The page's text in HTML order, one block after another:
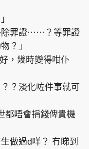
除罪證⋯⋯？等罪證
？」
，幾時變得咁仆
？淡化咗件事就可
都唔會捐錢俾貴機
做過d咩？ 冇睇到